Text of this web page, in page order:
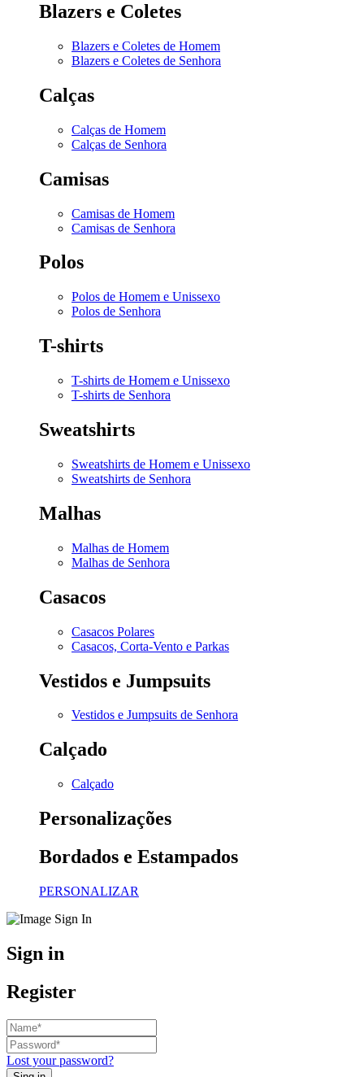
Blazers e Coletes
Blazers e Coletes de Homem
Blazers e Coletes de Senhora
Calças
Calças de Homem
Calças de Senhora
Camisas
Camisas de Homem
Camisas de Senhora
Polos
Polos de Homem e Unissexo
Polos de Senhora
T-shirts
T-shirts de Homem e Unissexo
T-shirts de Senhora
Sweatshirts
Sweatshirts de Homem e Unissexo
Sweatshirts de Senhora
Malhas
Malhas de Homem
Malhas de Senhora
Casacos
Casacos Polares
Casacos, Corta-Vento e Parkas
Vestidos e Jumpsuits
Vestidos e Jumpsuits de Senhora
Calçado
Calçado
Personalizações
Bordados e Estampados
PERSONALIZAR
Sign in
Register
Lost your password?